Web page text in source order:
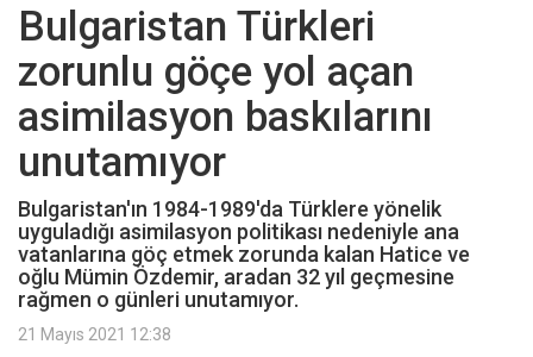
Bulgaristan Türkleri
zorunlu göçe yol açan
asimilasyon baskılarını
unutamıyor
Bulgaristan'ın 1984-1989'da Türklere yönelik
uyguladığı asimilasyon politikası nedeniyle ana
vatanlarına göç etmek zorunda kalan Hatice ve
oğlu Mümin Özdemir, aradan 32 yıl geçmesine
rağmen o günleri unutamıyor.
21 Mayıs 2021 12:38